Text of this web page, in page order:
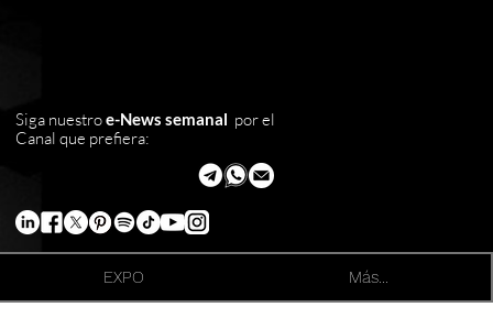
Siga nuestroe-News semanal por el
Canal que prefiera:
EXPO Más...